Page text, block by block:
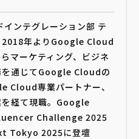
ンテグレーション部 テ
2018年よりGoogle Cloud
マーケティング、ビジネ
を通じてGoogle Cloudの
Cloud専業パートナー、
を経て現職。Google
Challenge 2025
Tokyo 2025に登壇